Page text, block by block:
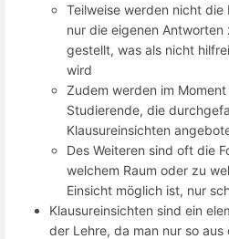
Teilweise werden nicht die
nur die eigenen Antworten
gestellt, was als nicht
wird
Zudem werden im
Studierende, die
Klausureinsichten
Des Weiteren sind oft die
welchem Raum oder zu
Einsicht möglich ist, nur
Klausureinsichten sind ein
der Lehre, da man nur so aus